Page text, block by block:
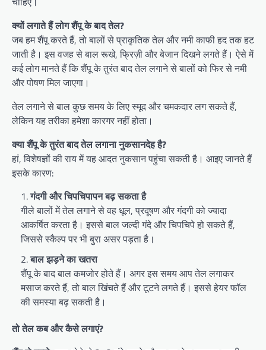
क्यों लगाते हैं लोग शैंपू के बाद तेल?
जब हम शैंपू करते हैं, तो बालों से प्राकृतिक तेल और नमी काफी हद तक हट
जाती है। इस वजह से बाल रूखे, फ्रिज़ी और बेजान दिखने लगते हैं। ऐसे में
कई लोग मानते हैं कि शैंपू के तुरंत बाद तेल लगाने से बालों को फिर से नमी
और पोषण मिल जाएगा।
तेल लगाने से बाल कुछ समय के लिए स्मूद और चमकदार लग सकते हैं,
लेकिन यह तरीका हमेशा कारगर नहीं होता।
क्या शैंपू के तुरंत बाद तेल लगाना नुकसानदेह है?
हां, विशेषज्ञों की राय में यह आदत नुकसान पहुंचा सकती है। आइए जानते हैं
इसके कारण:
गंदगी और चिपचिपापन बढ़ सकता है
गीले बालों में तेल लगाने से वह धूल, प्रदूषण और गंदगी को ज्यादा
आकर्षित करता है। इससे बाल जल्दी गंदे और चिपचिपे हो सकते हैं,
जिससे स्कैल्प पर भी बुरा असर पड़ता है।
बाल झड़ने का खतरा
शैंपू के बाद बाल कमजोर होते हैं। अगर इस समय आप तेल लगाकर
मसाज करते हैं, तो बाल खिंचते हैं और टूटने लगते हैं। इससे हेयर फॉल
की समस्या बढ़ सकती है।
तो तेल कब और कैसे लगाएं?